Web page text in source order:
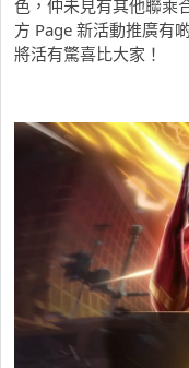
色，仲未見有其他聯乘
方 Page 新活動推廣有
將活有驚喜比大家！